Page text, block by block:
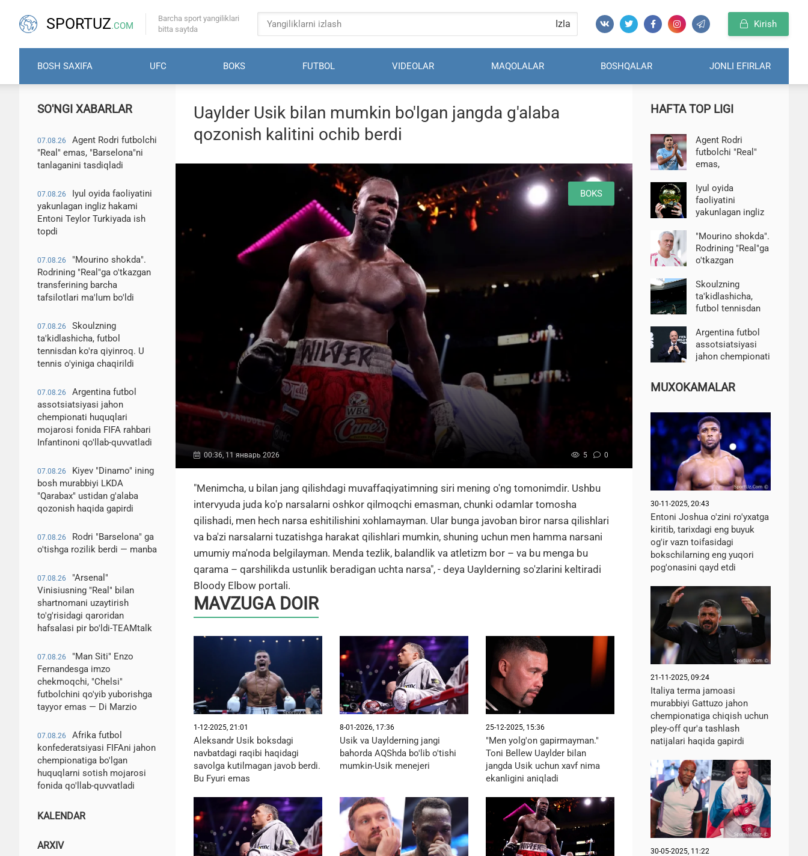
SPORTUZ.COM
Barcha sport yangiliklari
bitta saytda
Izla Kirish
BOSH SAXIFA UFC BOKS FUTBOL VIDEOLAR MAQOLALAR BOSHQALAR JONLI EFIRLAR
SO'NGI XABARLAR
07.08.26
Agent Rodri futbolchi
"Real" emas, "Barselona"ni
tanlaganini tasdiqladi
07.08.26
Iyul oyida faoliyatini
yakunlagan ingliz hakami
Entoni Teylor Turkiyada ish
topdi
07.08.26
"Mourino shokda".
Rodrining "Real"ga o'tkazgan
transferining barcha
tafsilotlari ma'lum bo'ldi
07.08.26
Skoulzning
ta'kidlashicha, futbol
tennisdan ko'ra qiyinroq. U
tennis o'yiniga chaqirildi
07.08.26
Argentina futbol
assotsiatsiyasi jahon
chempionati huquqlari
mojarosi fonida FIFA rahbari
Infantinoni qo'llab-quvvatladi
07.08.26
Kiyev "Dinamo" ining
bosh murabbiyi LKDA
"Qarabax" ustidan g'alaba
qozonish haqida gapirdi
07.08.26
Rodri "Barselona" ga
o'tishga rozilik berdi — manba
07.08.26
"Arsenal"
Vinisiusning "Real" bilan
shartnomani uzaytirish
to'g'risidagi qaroridan
hafsalasi pir bo'ldi-TEAMtalk
07.08.26
"Man Siti" Enzo
Fernandesga imzo
chekmoqchi, "Chelsi"
futbolchini qo'yib yuborishga
tayyor emas — Di Marzio
07.08.26
Afrika futbol
konfederatsiyasi FIFAni jahon
chempionatiga bo'lgan
huquqlarni sotish mojarosi
fonida qo'llab-quvvatladi
KALENDAR
ARXIV
Uaylder Usik bilan mumkin bo'lgan jangda g'alaba
qozonish kalitini ochib berdi
BOKS
00:36, 11 январь 2026 5 0
"Menimcha, u bilan jang qilishdagi muvaffaqiyatimning siri mening o'ng tomonimdir. Ushbu
intervyuda juda ko'p narsalarni oshkor qilmoqchi emasman, chunki odamlar tomosha
qilishadi, men hech narsa eshitilishini xohlamayman. Ular bunga javoban biror narsa qilishlari
va ba'zi narsalarni tuzatishga harakat qilishlari mumkin, shuning uchun men hamma narsani
umumiy ma'noda belgilayman. Menda tezlik, balandlik va atletizm bor – va bu menga bu
qarama – qarshilikda ustunlik beradigan uchta narsa", - deya Uaylderning so'zlarini keltiradi
Bloody Elbow portali.
MAVZUGA DOIR
1-12-2025, 21:01
Aleksandr Usik boksdagi
navbatdagi raqibi haqidagi
savolga kutilmagan javob berdi.
Bu Fyuri emas
8-01-2026, 17:36
Usik va Uaylderning jangi
bahorda AQShda bo'lib o'tishi
mumkin-Usik menejeri
25-12-2025, 15:36
"Men yolg'on gapirmayman."
Toni Bellew Uaylder bilan
jangda Usik uchun xavf nima
ekanligini aniqladi
HAFTA TOP LIGI
Agent Rodri
futbolchi "Real"
emas,
tanlaganini
tasdiqladi
Iyul oyida
faoliyatini
yakunlagan ingliz
Teylor Turkiyada
ish topdi
"Mourino shokda".
Rodrining "Real"ga
o'tkazgan
barcha tafsilotlari
ma'lum bo'ldi
Skoulzning
ta'kidlashicha,
futbol tennisdan
tennis o'yiniga
chaqirildi
Argentina futbol
assotsiatsiyasi
jahon chempionati
mojarosi fonida
FIFA rahbari
quvvatladi
MUXOKAMALAR
30-11-2025, 20:43
Entoni Joshua o'zini ro'yxatga
kiritib, tarixdagi eng buyuk
og'ir vazn toifasidagi
bokschilarning eng yuqori
pog'onasini qayd etdi
21-11-2025, 09:24
Italiya terma jamoasi
murabbiyi Gattuzo jahon
chempionatiga chiqish uchun
pley-off qur'a tashlash
natijalari haqida gapirdi
30-05-2025, 11:22